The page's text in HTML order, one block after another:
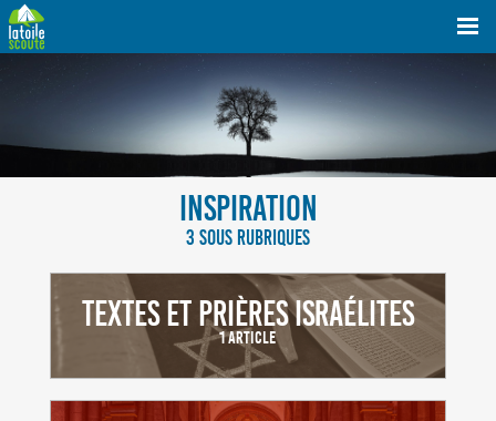
INSPIRATION
3 SOUS RUBRIQUES
Textes et prières israélites
1 Article